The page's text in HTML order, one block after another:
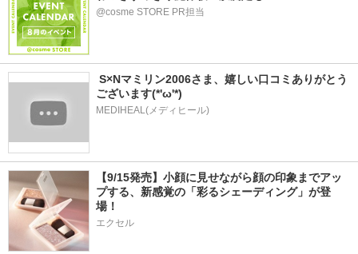
@cosme STORE PR担当
S×Nマミリン2006さま、嬉しい口コミありがとう
ございます(*'ω'*)
MEDIHEAL(メディヒール)
【9/15発売】小顔に見せながら顔の印象までアッ
プする、新感覚の「彩るシェーディング」が登
場！
エクセル